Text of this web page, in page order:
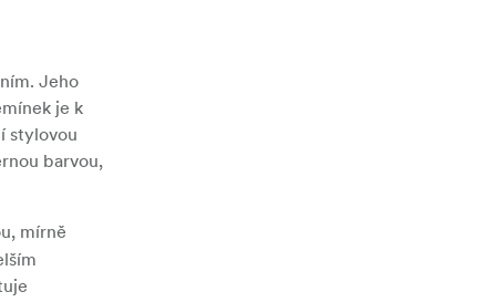
Jeho
je k
stylovou
barvou,
mírně